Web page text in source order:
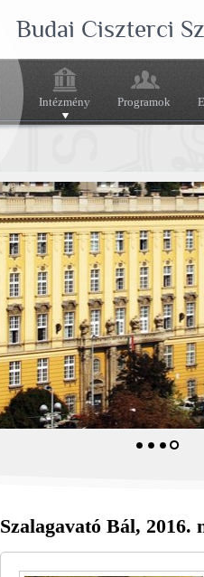
Budai Ciszterci
Intézmény Programok
Szalagavató Bál, 2016.